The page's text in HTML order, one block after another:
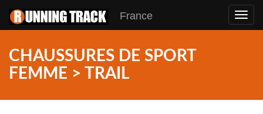
France
CHAUSSURES DE SPORT
FEMME > TRAIL